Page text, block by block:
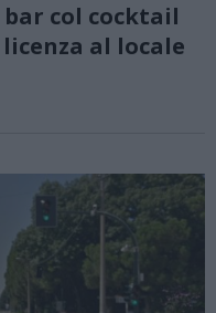
col cocktail
al locale